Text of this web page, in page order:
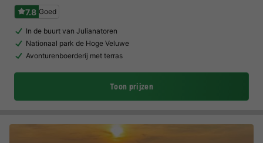
7.8 Goed
In de buurt van Julianatoren
Nationaal park de Hoge Veluwe
Avonturenboerderij met terras
Toon prijzen